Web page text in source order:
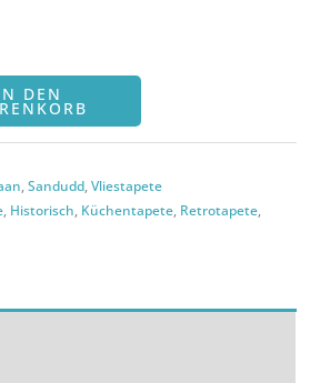
DEN
,Sandudd,Vliestapete
, Historisch, Küchentapete, Retrotapete,